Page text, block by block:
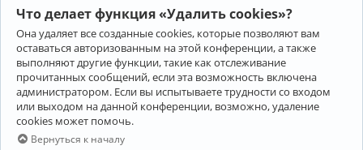
Что делает функция «Удалить cookies»?
Она удаляет все созданные cookies, которые позволяют вам
оставаться авторизованным на этой конференции, а также
выполняют другие функции, такие как отслеживание
прочитанных сообщений, если эта возможность включена
администратором. Если вы испытываете трудности со входом
или выходом на данной конференции, возможно, удаление
cookies может помочь.
Вернуться к началу